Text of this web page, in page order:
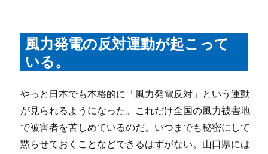
風力発電の反対運動が起こって
いる。
やっと日本でも本格的に「風力発電反対」という運動
が見られるようになった。これだけ全国の風力被害地
で被害者を苦しめているのだ。いつまでも秘密にして
黙らせておくことなどできるはずがない。山口県には